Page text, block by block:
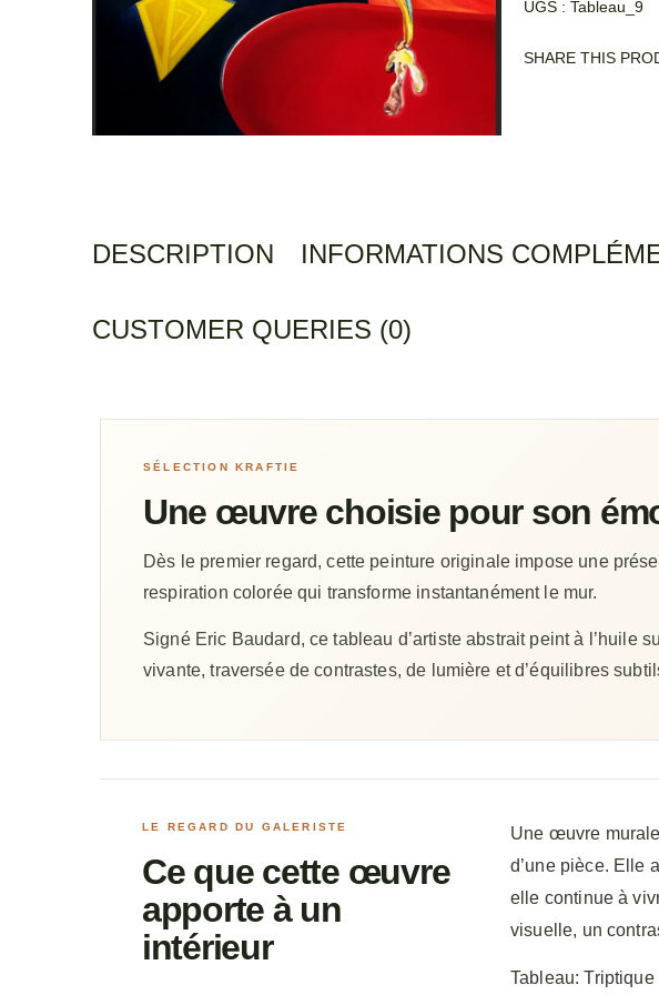
UGS :Tableau_9
SHARE THIS
DESCRIPTION INFORMATIONS
CUSTOMER QUERIES (0)
SÉLECTION KRAFTIE
Une œuvre choisie pour son
Dès le premier regard, cette peinture originale impose une
respiration colorée qui transforme instantanément le mur.
Signé Eric Baudard, ce tableau d’artiste abstrait peint à l’huile
vivante, traversée de contrastes, de lumière et d’équilibres
LE REGARD DU GALERISTE
Ce que cette œuvre
apporte à un
intérieur
Une œuvre
d’une pièce. Elle
elle continue à
visuelle, un
Tableau: Triptique